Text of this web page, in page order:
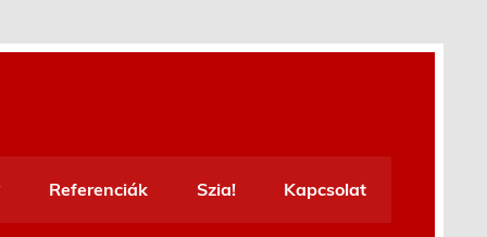
Referenciák Szia! Kapcsolat